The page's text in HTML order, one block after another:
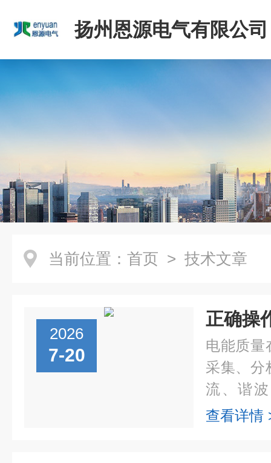
扬州恩源电气有限公司
当前位置： 首页 > 技术文章
2026
7-20
电能质量
采集、分
流、谐
备，广泛
查看详情